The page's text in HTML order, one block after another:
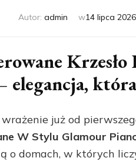
Autor: admin w14 lipca 2026
już od
W Stylu Glamour
o domach, w których